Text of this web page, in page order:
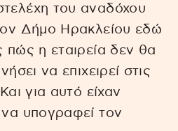
του αναδόχου
Δήμο Ηρακλείου εδώ
πώς η εταιρεία δεν θα
να επιχειρεί στις
για αυτό είχαν
υπογραφεί τον